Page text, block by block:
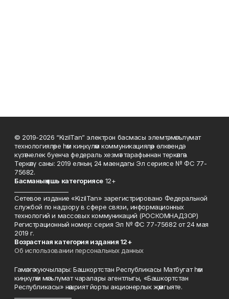
© 2019-2026 “KizilTan” электрон басмасы элемтә, мәгълүмат
технологияләре һәм киңкүләм коммуникацияләр өлкәсендә
күзәтчелек буенча федераль хезмәт тарафыннан теркәлгән.
Теркәлү саны: 2019 елның 24 маендагы Эл сериясе № ФС 77-
75682.
Басманың яшь категориясе12+
Сетевое издание «KizilTan» зарегистрировано Федеральной
службой по надзору в сфере связи, информационных
технологий и массовых коммуникаций (РОСКОМНАДЗОР)
Регистрационный номер: серия Эл № ФС 77-75682 от 24 мая
2019 г.
Возрастная категория издания 12+
Об использовании персональных данных
Гамәлгә куючылары: Башкортстан Республикасы Матбугат һәм
киңкүләм мәгълүмат чаралары агентлыгы, «Башкортстан
Республикасы» нәшрият йорты акционерлык җәмгыяте.